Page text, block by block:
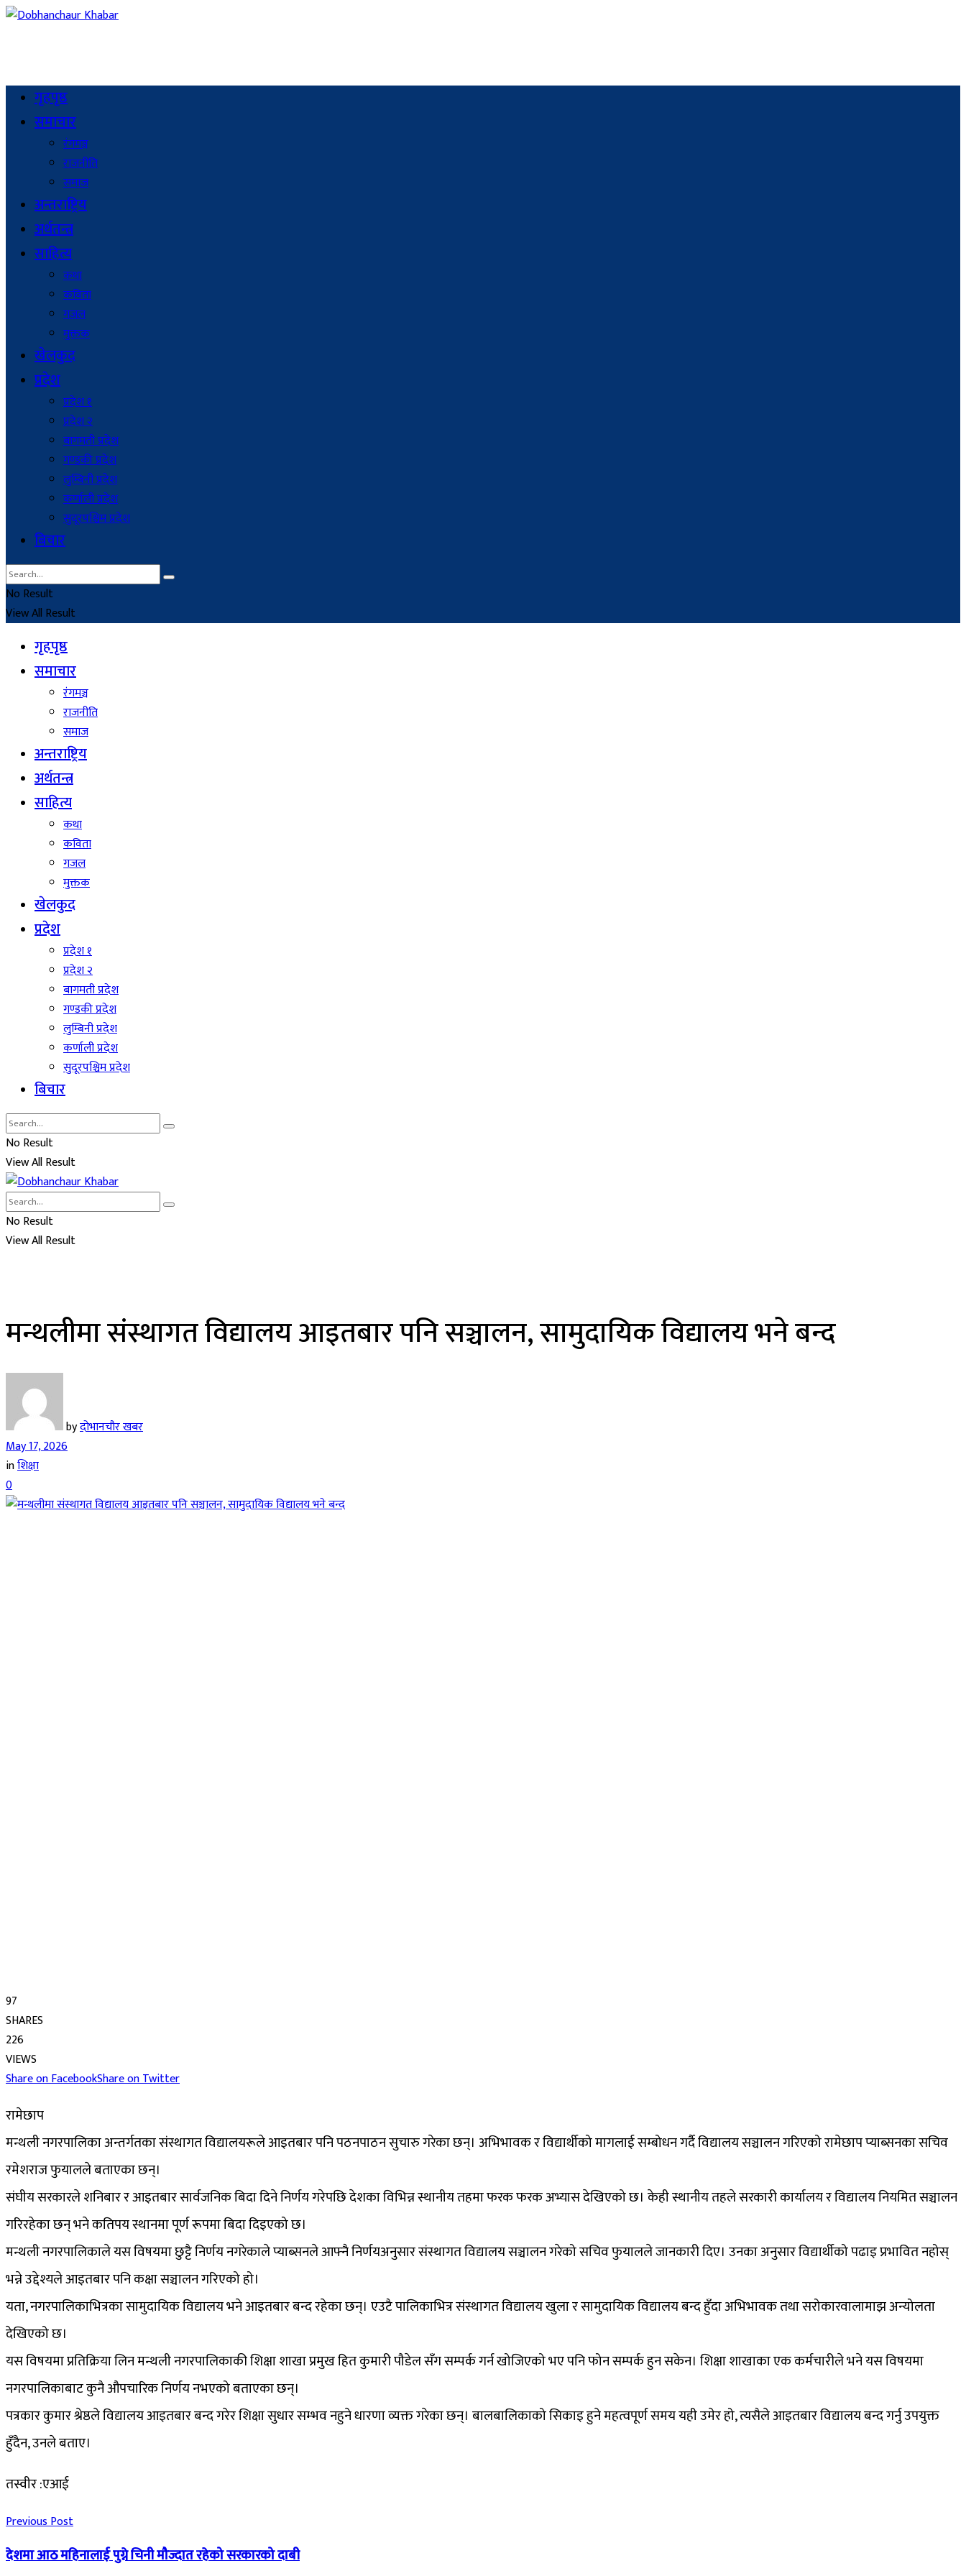
गृहपृष्ठ
समाचार
रंगमञ्च
राजनीति
समाज
अन्तराष्ट्रिय
अर्थतन्त्र
साहित्य
कथा
कविता
गजल
मुक्तक
खेलकुद
प्रदेश
प्रदेश १
प्रदेश २
बागमती प्रदेश
गण्डकी प्रदेश
लुम्बिनी प्रदेश
कर्णाली प्रदेश
सुदूरपश्चिम प्रदेश
बिचार
No Result
View All Result
गृहपृष्ठ
समाचार
रंगमञ्च
राजनीति
समाज
अन्तराष्ट्रिय
अर्थतन्त्र
साहित्य
कथा
कविता
गजल
मुक्तक
खेलकुद
प्रदेश
प्रदेश १
प्रदेश २
बागमती प्रदेश
गण्डकी प्रदेश
लुम्बिनी प्रदेश
कर्णाली प्रदेश
सुदूरपश्चिम प्रदेश
बिचार
No Result
View All Result
No Result
View All Result
मन्थलीमा संस्थागत विद्यालय आइतबार पनि सञ्चालन, सामुदायिक विद्यालय भने बन्द
byदोभानचौर खबर
May 17, 2026
inशिक्षा
0
97
SHARES
226
VIEWS
Share on FacebookShare on Twitter
रामेछाप
मन्थली नगरपालिका अन्तर्गतका संस्थागत विद्यालयरूले आइतबार पनि पठनपाठन सुचारु गरेका छन्। अभिभावक र विद्यार्थीको मागलाई सम्बोधन गर्दै विद्यालय सञ्चालन गरिएको रामेछाप प्याब्सनका सचिव
रमेशराज फुयालले बताएका छन्।
संघीय सरकारले शनिबार र आइतबार सार्वजनिक बिदा दिने निर्णय गरेपछि देशका विभिन्न स्थानीय तहमा फरक फरक अभ्यास देखिएको छ। केही स्थानीय तहले सरकारी कार्यालय र विद्यालय नियमित सञ्चालन
गरिरहेका छन् भने कतिपय स्थानमा पूर्ण रूपमा बिदा दिइएको छ।
मन्थली नगरपालिकाले यस विषयमा छुट्टै निर्णय नगरेकाले प्याब्सनले आफ्नै निर्णयअनुसार संस्थागत विद्यालय सञ्चालन गरेको सचिव फुयालले जानकारी दिए। उनका अनुसार विद्यार्थीको पढाइ प्रभावित नहोस्
भन्ने उद्देश्यले आइतबार पनि कक्षा सञ्चालन गरिएको हो।
यता, नगरपालिकाभित्रका सामुदायिक विद्यालय भने आइतबार बन्द रहेका छन्। एउटै पालिकाभित्र संस्थागत विद्यालय खुला र सामुदायिक विद्यालय बन्द हुँदा अभिभावक तथा सरोकारवालामाझ अन्योलता
देखिएको छ।
यस विषयमा प्रतिक्रिया लिन मन्थली नगरपालिकाकी शिक्षा शाखा प्रमुख हित कुमारी पौडेल सँग सम्पर्क गर्न खोजिएको भए पनि फोन सम्पर्क हुन सकेन। शिक्षा शाखाका एक कर्मचारीले भने यस विषयमा
नगरपालिकाबाट कुनै औपचारिक निर्णय नभएको बताएका छन्।
पत्रकार कुमार श्रेष्ठले विद्यालय आइतबार बन्द गरेर शिक्षा सुधार सम्भव नहुने धारणा व्यक्त गरेका छन्। बालबालिकाको सिकाइ हुने महत्वपूर्ण समय यही उमेर हो, त्यसैले आइतबार विद्यालय बन्द गर्नु उपयुक्त
हुँदैन, उनले बताए।
तस्वीर :एआई
Previous Post
देशमा आठ महिनालाई पुग्ने चिनी मौज्दात रहेको सरकारको दाबी